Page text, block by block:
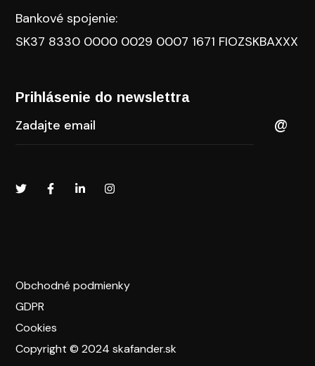
Bankové spojenie:
SK37 8330 0000 0029 0007 1671 FIOZSKBAXXX
Prihlásenie do newslettra​
Obchodné podmienky
GDPR
Cookies
Copyright © 2024 skafander.sk